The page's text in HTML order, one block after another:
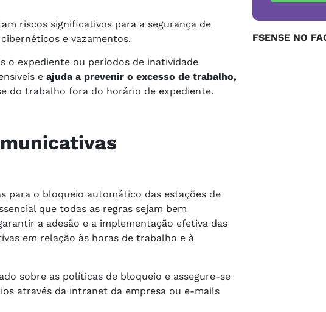
riscos significativos para a segurança de
e vazamentos.
o expediente ou períodos de inatividade
e ajuda a prevenir o excesso de trabalho,
do trabalho fora do horário de expediente.
para o bloqueio automático das estações de
que todas as regras sejam bem
a adesão e a implementação efetiva das
em relação às horas de trabalho e à
sobre as políticas de bloqueio e assegure-se
através da intranet da empresa ou e-mails
FSENSE NO